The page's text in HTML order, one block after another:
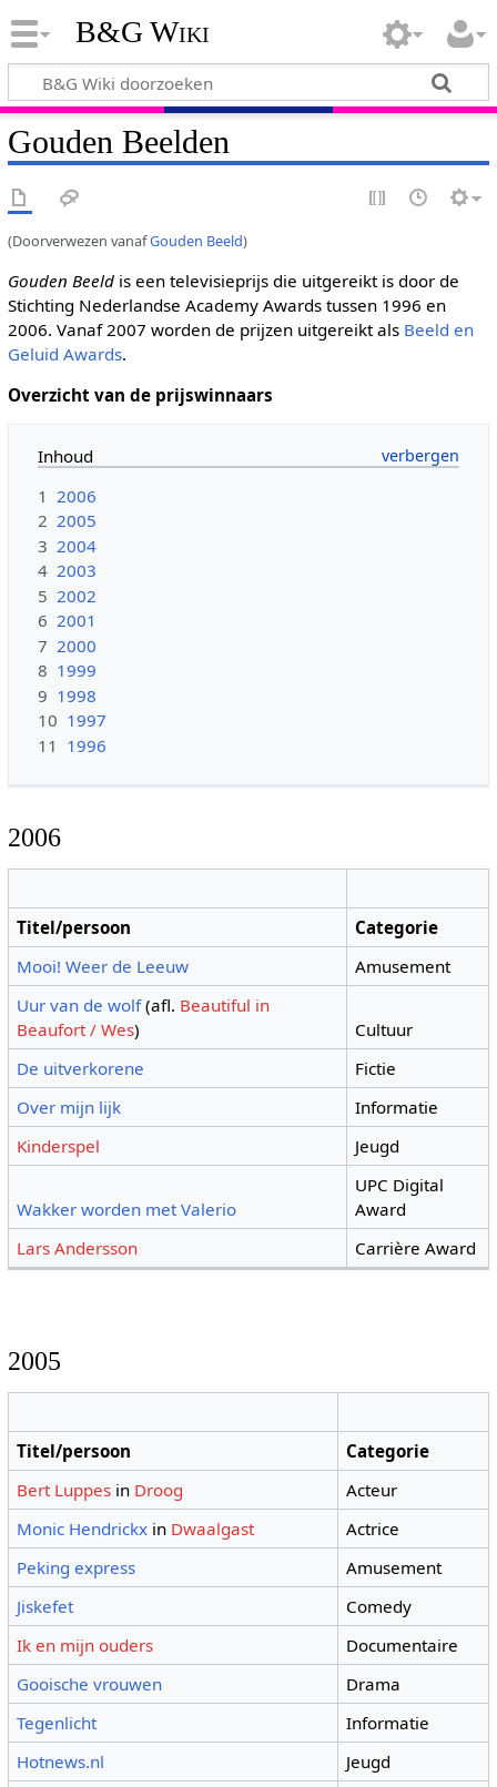
B&G Wiki
Gouden Beelden
(Doorverwezen vanafGouden Beeld)
Gouden Beeldis een televisieprijs die uitgereikt is door de
Stichting Nederlandse Academy Awards tussen 1996 en
2006. Vanaf 2007 worden de prijzen uitgereikt als Beeld en
Geluid Awards.
Overzicht van de prijswinnaars
Inhoud
1 2006
2 2005
3 2004
4 2003
5 2002
6 2001
7 2000
8 1999
9 1998
10 1997
11 1996
2006
Titel/persoon
Categorie
Mooi! Weer de Leeuw
Amusement
Uur van de wolf(afl. Beautiful in
Beaufort / Wes)
Cultuur
De uitverkorene
Fictie
Over mijn lijk
Informatie
Kinderspel
Jeugd
Wakker worden met Valerio
UPC Digital
Award
Lars Andersson
Carrière Award
2005
Titel/persoon
Categorie
Bert Luppes in Droog
Acteur
Monic Hendrickx in Dwaalgast
Actrice
Peking express
Amusement
Jiskefet
Comedy
Ik en mijn ouders
Documentaire
Gooische vrouwen
Drama
Tegenlicht
Informatie
Hotnews.nl
Jeugd